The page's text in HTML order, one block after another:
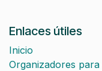
Enlaces útiles
Inicio
Organizadores